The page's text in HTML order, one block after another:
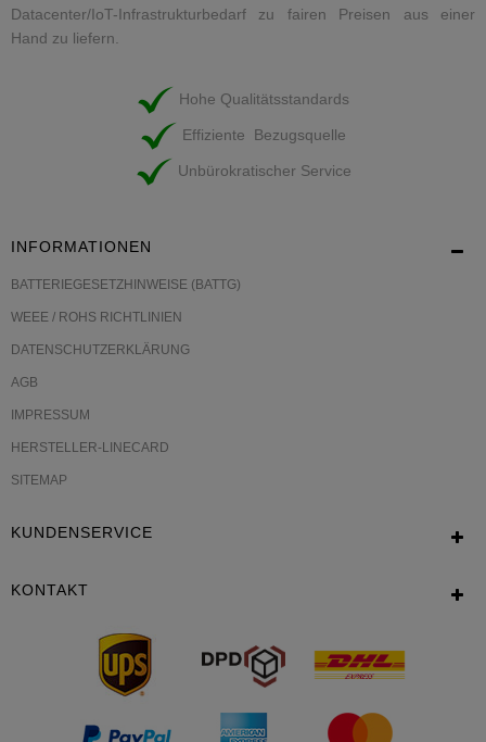
Datacenter/IoT-Infrastrukturbedarf zu fairen Preisen aus einer
Hand zu liefern.
Hohe Qualitätsstandards
Effiziente Bezugsquelle
Unbürokratischer Service
INFORMATIONEN
BATTERIEGESETZHINWEISE (BATTG)
WEEE / ROHS RICHTLINIEN
DATENSCHUTZERKLÄRUNG
AGB
IMPRESSUM
HERSTELLER-LINECARD
SITEMAP
KUNDENSERVICE
KONTAKT